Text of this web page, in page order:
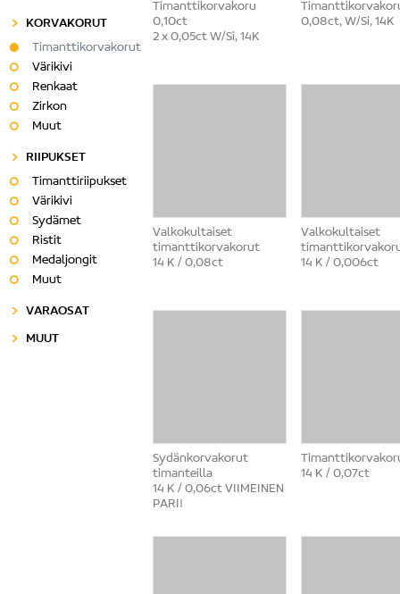
Timanttikorvakoru
0,10ct
2 x 0,05ct W/Si, 14K
0,08ct, W/Si, 14K
Valkokultaiset
timanttikorvakorut
14 K / 0,08ct
Valkokultaiset
14 K / 0,006ct
Sydänkorvakorut
timanteilla
14 K / 0,06ct VIIMEINEN
PARI!
14 K / 0,07ct
KORVAKORUT
Timanttikorvakorut
Värikivi
Renkaat
Zirkon
Muut
RIIPUKSET
Timanttiriipukset
Värikivi
Sydämet
Ristit
Medaljongit
Muut
VARAOSAT
MUUT